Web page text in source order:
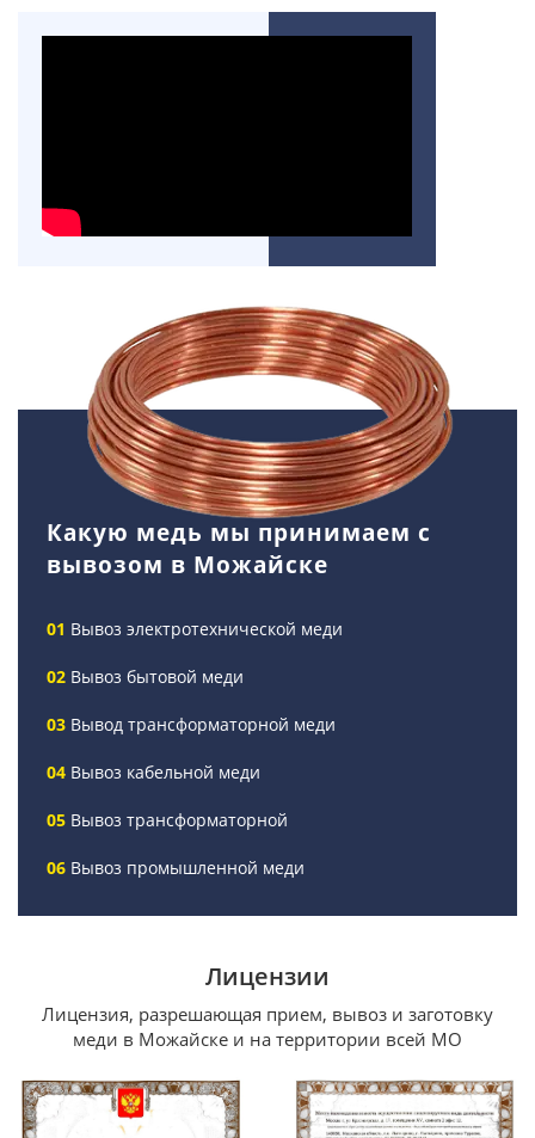
Какую медь мы принимаем с
вывозом в Можайске
Вывоз электротехнической меди
Вывоз бытовой меди
Вывод трансформаторной меди
Вывоз кабельной меди
Вывоз трансформаторной
Вывоз промышленной меди
Лицензии
Лицензия, разрешающая прием, вывоз и заготовку
меди в Можайске и на территории всей МО